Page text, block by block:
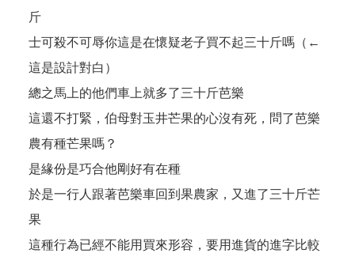
斤
士可殺不可辱你這是在懷疑老子買不起三十斤嗎（←
這是設計對白）
總之馬上的他們車上就多了三十斤芭樂
這還不打緊，伯母對玉井芒果的心沒有死，問了芭樂
農有種芒果嗎？
是緣份是巧合他剛好有在種
於是一行人跟著芭樂車回到果農家，又進了三十斤芒
果
這種行為已經不能用買來形容，要用進貨的進字比較